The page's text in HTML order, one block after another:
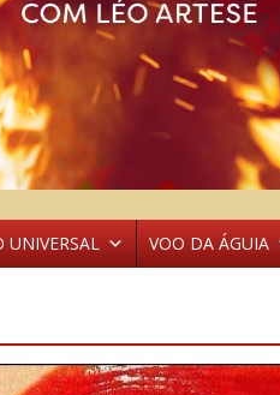
UNIVERSAL VOO DA ÁGUIA